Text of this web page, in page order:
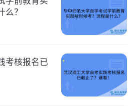
么？
考核报名已